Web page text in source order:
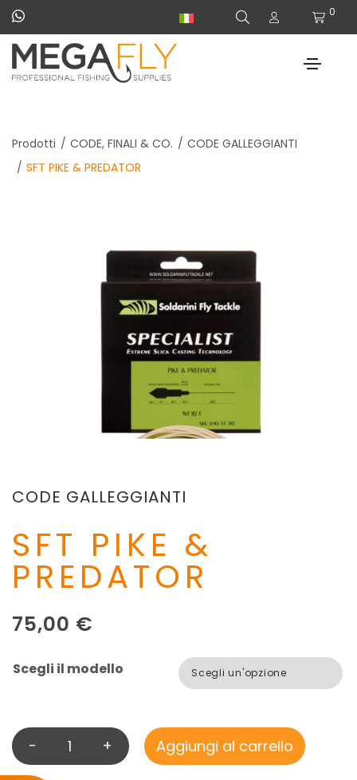
0
Prodotti CODE, FINALI & CO.
CODE GALLEGGIANTI
SFT PIKE & PREDATOR
CODE GALLEGGIANTI
SFT PIKE &
PREDATOR
75,00 €
Scegli il modello
S
F
- + Aggiungi al carrello